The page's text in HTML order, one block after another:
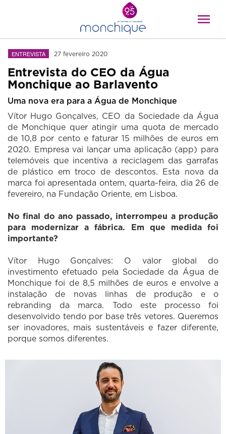
ENTREVISTA 27 fevereiro 2020
Entrevista do CEO da Água
Monchique ao Barlavento
Uma nova era para a Água de Monchique
Vítor Hugo Gonçalves, CEO da Sociedade da Água
de Monchique quer atingir uma quota de mercado
de 10,8 por cento e faturar 15 milhões de euros em
2020. Empresa vai lançar uma aplicação (app) para
telemóveis que incentiva a reciclagem das garrafas
de plástico em troco de descontos. Esta nova da
marca foi apresentada ontem, quarta-feira, dia 26 de
fevereiro, na Fundação Oriente, em Lisboa.
No final do ano passado, interrompeu a produção
para modernizar a fábrica. Em que medida foi
importante?
Vítor Hugo Gonçalves: O valor global do
investimento efetuado pela Sociedade da Água de
Monchique foi de 8,5 milhões de euros e envolve a
instalação de novas linhas de produção e o
rebranding da marca. Todo este processo foi
desenvolvido tendo por base três vetores. Queremos
ser inovadores, mais sustentáveis e fazer diferente,
porque somos diferentes.